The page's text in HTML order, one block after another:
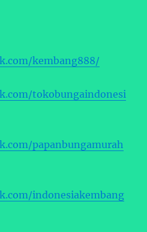
kembang888/
tokobungaindonesi
papanbungamurah
indonesiakembang